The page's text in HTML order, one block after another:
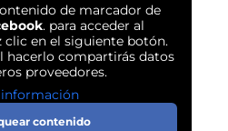
de marcador de
. para acceder al
clic en el siguiente botón.
hacerlo compartirás datos
proveedores.
contenido